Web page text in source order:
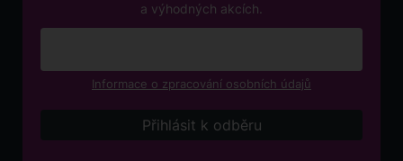
a výhodných akcích.
Informace o zpracování osobních údajů